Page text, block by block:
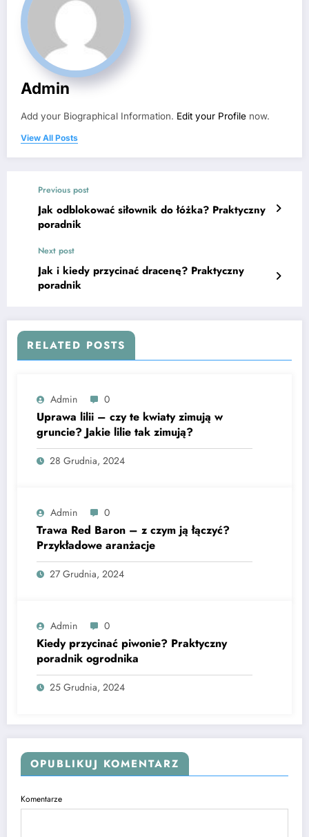
Admin
Add your Biographical Information. Edit your Profile now.
View All Posts
Previous post
Jak odblokować siłownik do łóżka? Praktyczny
poradnik
Next post
Jak i kiedy przycinać dracenę? Praktyczny
poradnik
RELATED POSTS
Admin 0
Uprawa lilii – czy te kwiaty zimują w
gruncie? Jakie lilie tak zimują?
28 Grudnia, 2024
Admin 0
Trawa Red Baron – z czym ją łączyć?
Przykładowe aranżacje
27 Grudnia, 2024
Admin 0
Kiedy przycinać piwonie? Praktyczny
poradnik ogrodnika
25 Grudnia, 2024
OPUBLIKUJ KOMENTARZ
Komentarze